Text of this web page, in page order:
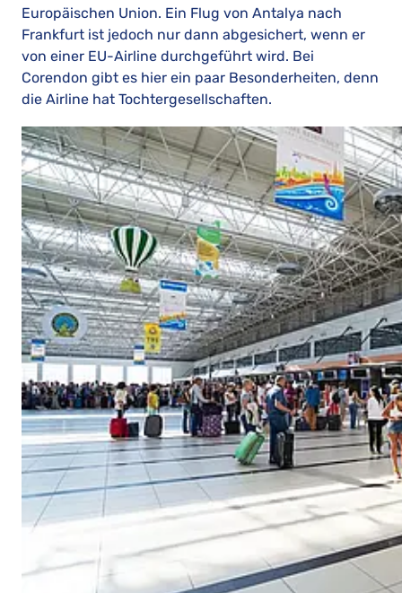
Europäischen Union. Ein Flug von Antalya nach
Frankfurt ist jedoch nur dann abgesichert, wenn er
von einer EU-Airline durchgeführt wird. Bei
Corendon gibt es hier ein paar Besonderheiten, denn
die Airline hat Tochtergesellschaften.